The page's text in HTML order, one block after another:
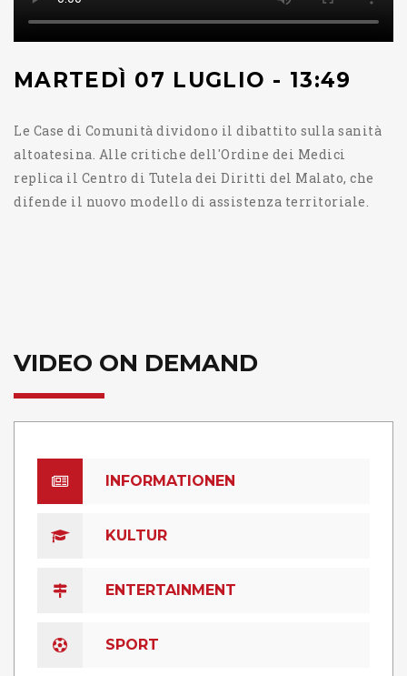
MARTEDÌ 07 LUGLIO - 13:49
Le Case di Comunità dividono il dibattito sulla sanità
altoatesina. Alle critiche dell'Ordine dei Medici
replica il Centro di Tutela dei Diritti del Malato, che
difende il nuovo modello di assistenza territoriale.
VIDEO ON DEMAND
INFORMATIONEN
KULTUR
ENTERTAINMENT
SPORT